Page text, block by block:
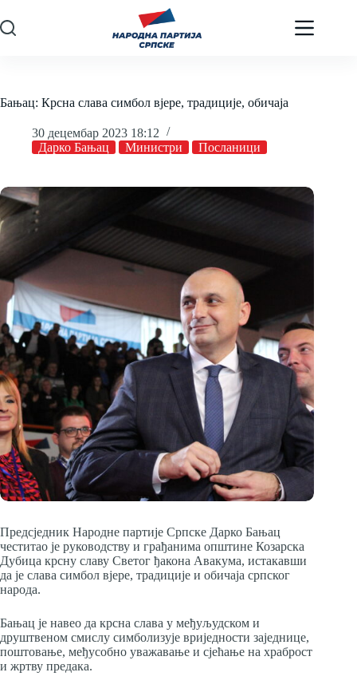
to
content
Бањац: Крсна слава симбол вјере, традиције, обичаја
30 децембар 2023 18:12
Дарко Бањац
Министри Посланици
Предсједник Народне партије Српске Дарко Бањац
честитао је руководству и грађанима општине Козарска
Дубица крсну славу Светог ђакона Авакума, истакавши
да је слава симбол вјере, традиције и обичаја српског
народа.
Бањац је навео да крсна слава у међуљудском и
друштвеном смислу симболизује вриједности заједнице,
поштовање, међусобно уважавање и сјећање на храброст
и жртву предака.